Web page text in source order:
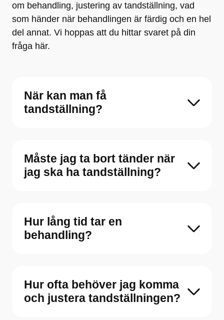
om behandling, justering av tandställning, vad
som händer när behandlingen är färdig och en hel
del annat. Vi hoppas att du hittar svaret på din
fråga här.
När kan man få
tandställning?
Måste jag ta bort tänder när
jag ska ha tandställning?
Hur lång tid tar en
behandling?
Hur ofta behöver jag komma
och justera tandställningen?